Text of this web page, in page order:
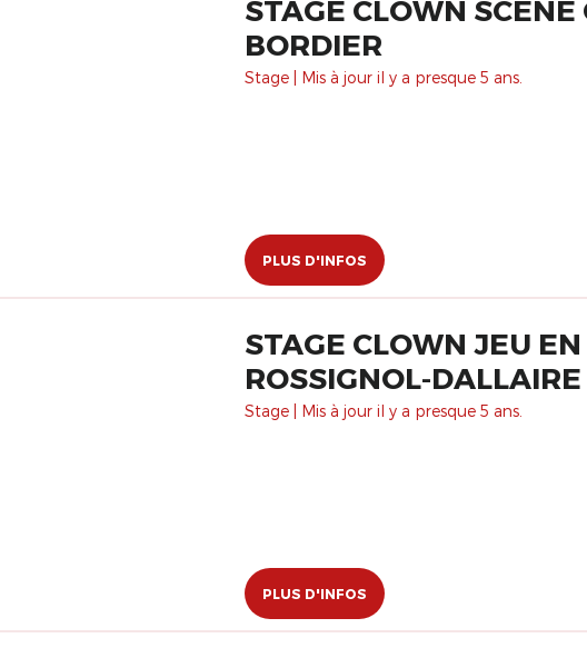
STAGE CLOWN
BORDIER
Stage | Mis à jour il y a presque 5 ans.
PLUS D'INFOS
STAGE CLOWN JEU
ROSSIGNOL-DALLAIRE
Stage | Mis à jour il y a presque 5 ans.
PLUS D'INFOS